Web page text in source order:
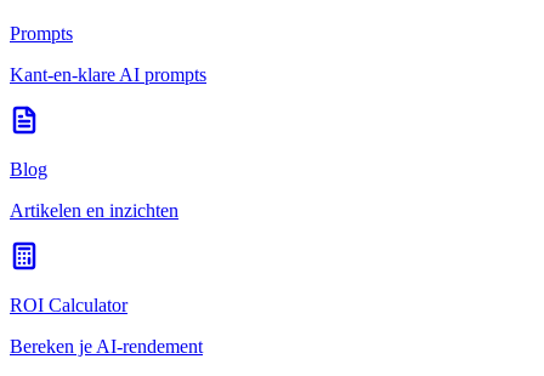
Prompts
Kant-en-klare AI prompts
Blog
Artikelen en inzichten
ROI Calculator
Bereken je AI-rendement